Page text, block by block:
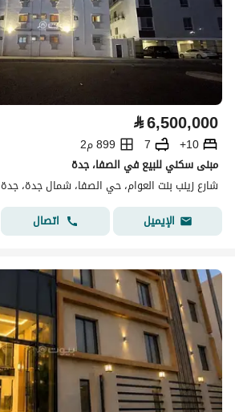
⃁6,500,000
10+
7
899 م2
مبنى سكني للبيع في الصفا، جدة
شارع زينب بنت العوام، حي الصفا، شمال جدة، جدة
الإيميل
اتصال